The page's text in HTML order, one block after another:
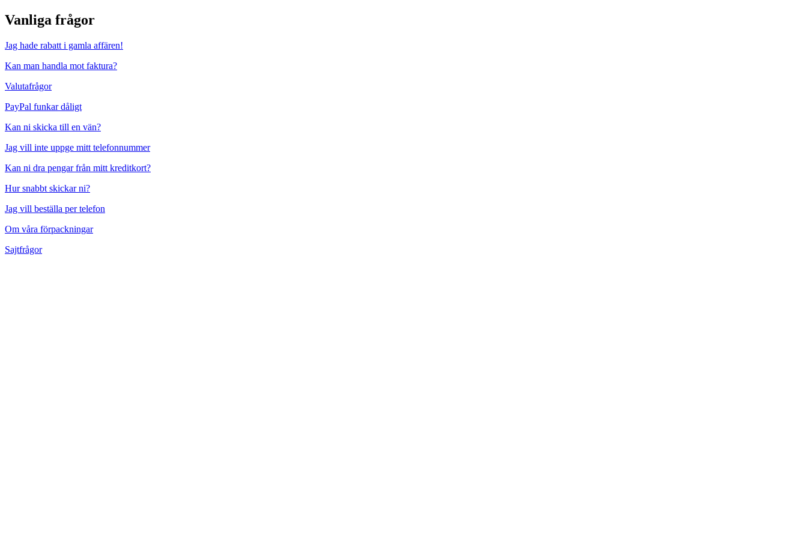
Vanliga frågor
Jag hade rabatt i gamla affären!
Kan man handla mot faktura?
Valutafrågor
PayPal funkar dåligt
Kan ni skicka till en vän?
Jag vill inte uppge mitt telefonnummer
Kan ni dra pengar från mitt kreditkort?
Hur snabbt skickar ni?
Jag vill beställa per telefon
Om våra förpackningar
Sajtfrågor